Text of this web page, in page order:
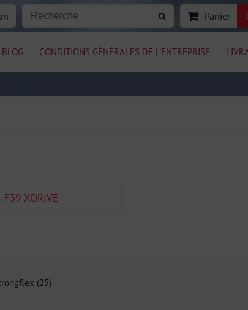
Panier
BLOG CONDITIONS GÉNÉRALES DE L'ENTREPRISE
F39 XDRIVE
(25)